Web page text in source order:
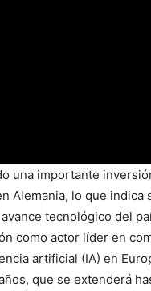
una importante
Alemania, lo que indica
tecnológico del
como actor líder en
artificial (IA) en
que se extenderá